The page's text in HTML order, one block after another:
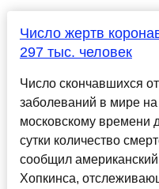
Число жертв
297 тыс. человек
Число скончавшихся
заболеваний в мире на
московскому времени
сутки количество
сообщил
Хопкинса,